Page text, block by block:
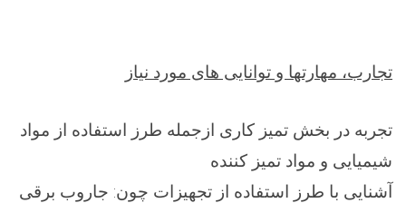
تجارب، مهارتها و توانایی های مورد نیاز
تجربه در بخش تمیز کاری ازجمله طرز استفاده از مواد
شیمیایی و مواد تمیز کننده
آشنایی با طرز استفاده از تجهیزات چون: جاروب برقی